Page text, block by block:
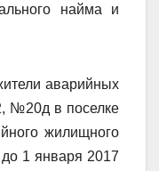
найма и
аварийных
№20д в поселке
жилищного
1 января 2017